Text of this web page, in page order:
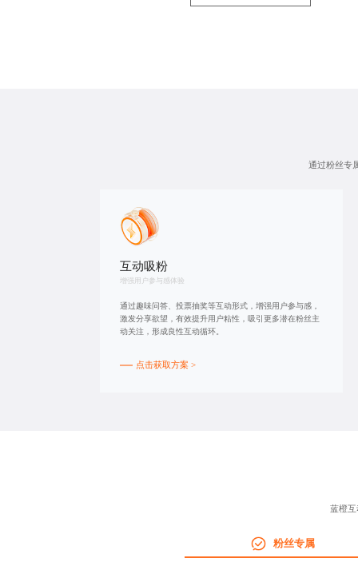
通过粉丝专
互动吸粉
增强用户参与感体验
通过趣味问答、投票抽奖等互动形式，增强用户参与感，
激发分享欲望，有效提升用户粘性，吸引更多潜在粉丝主
动关注，形成良性互动循环。
点击获取方案 >
蓝橙
粉丝专属